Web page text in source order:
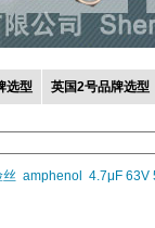
选型 英国2号品牌选型
丝 amphenol 4.7μF 63V